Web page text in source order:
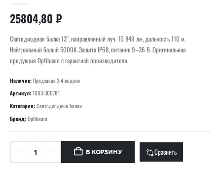
25804,80 ₽
Светодиодная балка 13″, направленный луч. 10 849 лм, дальность 110 м.
Нейтральный белый 5000K. Защита IP68, питание 9–36 В. Оригинальная
продукция Optibeam с гарантией производителя.
Наличие:Предзаказ 2-4 недели
Артикул:1603-300781
Категория:Светодиодные балки
Бренд:Optibeam
В КОРЗИНУ Сравнить